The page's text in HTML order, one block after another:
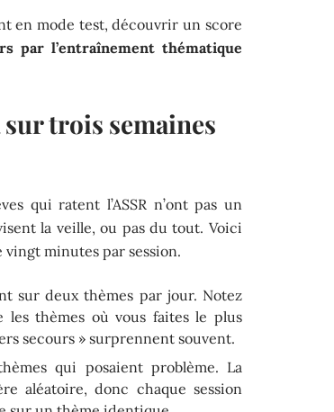
en mode test, découvrir un score
par l’entraînement thématique
trois semaines
qui ratent l’ASSR n’ont pas un
la veille, ou pas du tout. Voici
minutes par session.
sur deux thèmes par jour. Notez
thèmes où vous faites le plus
secours » surprennent souvent.
qui posaient problème. La
aléatoire, donc chaque session